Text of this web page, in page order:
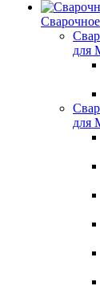
для
для